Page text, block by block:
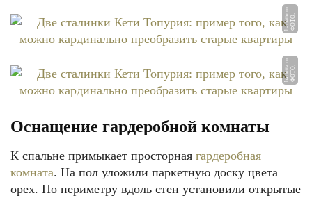
Ф
О
Т
О:
b
a
rl
ett
e.
r
u
Ф
О
Т
О:
b
a
rl
ett
e.
r
u
Оснащение гардеробной комнаты
К спальне примыкает просторная гардеробная
комната. На пол уложили паркетную доску цвета
орех. По периметру вдоль стен установили открытые